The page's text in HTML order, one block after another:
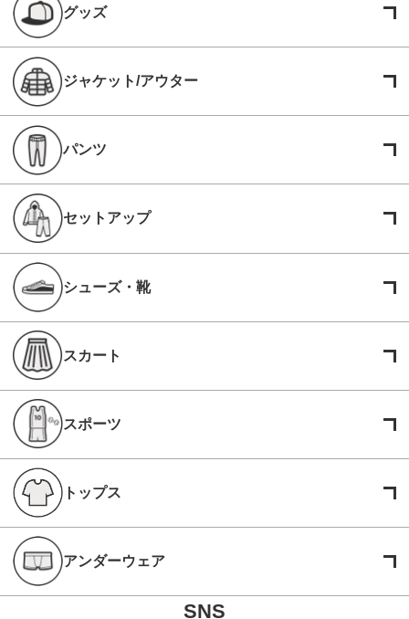
グッズ
ジャケット/アウター
パンツ
セットアップ
シューズ・靴
スカート
スポーツ
トップス
アンダーウェア